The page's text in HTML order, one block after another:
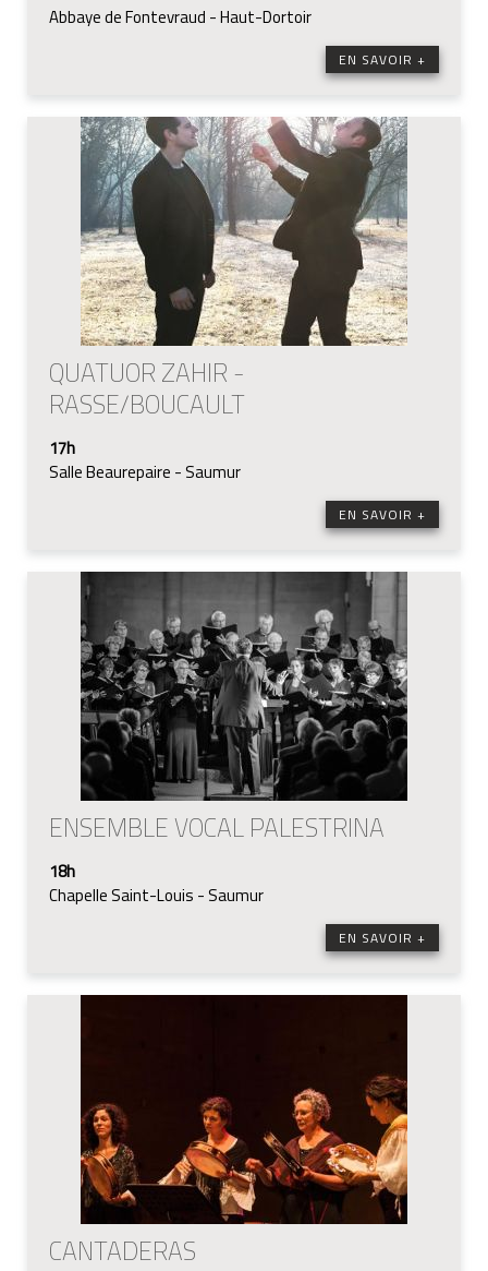
Abbaye de Fontevraud - Haut-Dortoir
EN SAVOIR +
QUATUOR ZAHIR -
RASSE/BOUCAULT
17h
Salle Beaurepaire - Saumur
EN SAVOIR +
ENSEMBLE VOCAL PALESTRINA
18h
Chapelle Saint-Louis - Saumur
EN SAVOIR +
CANTADERAS